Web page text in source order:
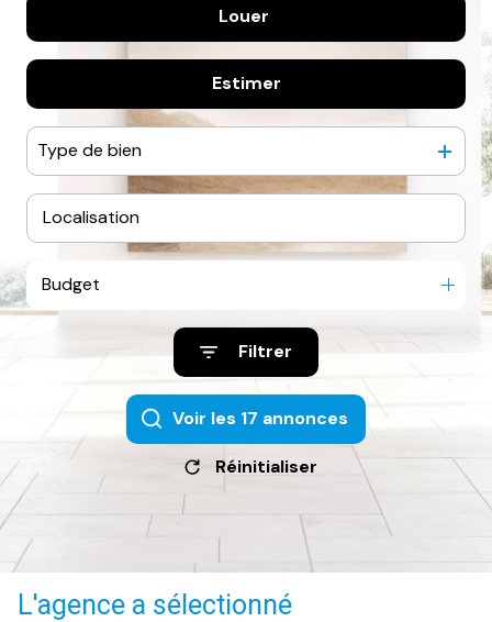
Louer
Estimer
Type de bien
Budget
Filtrer
Voir les 17 annonces
Réinitialiser
L'agence a sélectionné